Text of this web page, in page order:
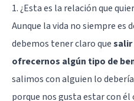
1. ¿Esta es la relación que
Aunque la vida no siempre es
debemos tener claro quesalir
ofrecernos algún tipo de
salimos con alguien lo
porque nos gusta estar con él